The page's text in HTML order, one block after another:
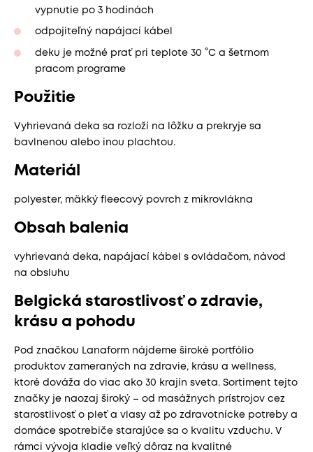
vypnutie po 3 hodinách
odpojiteľný napájací kábel
deku je možné prať pri teplote 30 °C a šetrnom
pracom programe
Použitie
Vyhrievaná deka sa rozloží na lôžku a prekryje sa
bavlnenou alebo inou plachtou.
Materiál
polyester, mäkký fleecový povrch z mikrovlákna
Obsah balenia
vyhrievaná deka, napájací kábel s ovládačom, návod
na obsluhu
Belgická starostlivosť o zdravie,
krásu a pohodu
Pod značkou Lanaform nájdeme široké portfólio
produktov zameraných na zdravie, krásu a wellness,
ktoré dováža do viac ako 30 krajín sveta. Sortiment tejto
značky je naozaj široký – od masážnych prístrojov cez
starostlivosť o pleť a vlasy až po zdravotnícke potreby a
domáce spotrebiče starajúce sa o kvalitu vzduchu. V
rámci vývoja kladie veľký dôraz na kvalitné